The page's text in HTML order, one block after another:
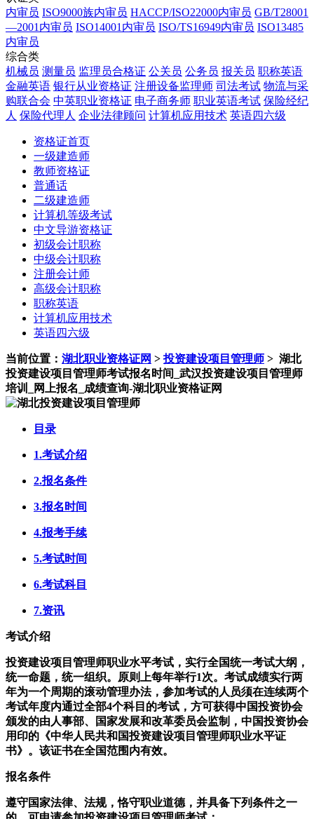
内审员 ISO9000族内审员 HACCP/ISO22000内审员 GB/T28001
—2001内审员 ISO14001内审员 ISO/TS16949内审员 ISO13485
内审员
综合类
机械员 测量员 监理员合格证 公关员 公务员 报关员 职称英语
金融英语 银行从业资格证 注册设备监理师 司法考试 物流与采
购联合会 中英职业资格证 电子商务师 职业英语考试 保险经纪
人 保险代理人 企业法律顾问 计算机应用技术 英语四六级
资格证首页
一级建造师
教师资格证
普通话
二级建造师
计算机等级考试
中文导游资格证
初级会计职称
中级会计职称
注册会计师
高级会计职称
职称英语
计算机应用技术
英语四六级
当前位置： 湖北职业资格证网 >投资建设项目管理师 > 湖北
投资建设项目管理师考试报名时间_武汉投资建设项目管理师
培训_网上报名_成绩查询-湖北职业资格证网
目录
1.考试介绍
2.报名条件
3.报名时间
4.报考手续
5.考试时间
6.考试科目
7.资讯
考试介绍
投资建设项目管理师职业水平考试，实行全国统一考试大纲，
统一命题，统一组织。原则上每年举行1次。考试成绩实行两
年为一个周期的滚动管理办法，参加考试的人员须在连续两个
考试年度内通过全部4个科目的考试，方可获得中国投资协会
颁发的由人事部、国家发展和改革委员会监制，中国投资协会
用印的《中华人民共和国投资建设项目管理师职业水平证
书》。该证书在全国范围内有效。
报名条件
遵守国家法律、法规，恪守职业道德，并具备下列条件之一